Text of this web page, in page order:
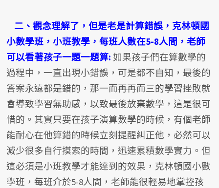
二、觀念理解了，但是老是計算錯誤，克林頓國
小數學班，小班教學，每班人數在5-8人間，老師
可以看著孩子一題一題算: 如果孩子們在算數學的
過程中，一直出現小錯誤，可是都不自知，最後的
答案永遠都是錯的，那一而再再而三的學習挫敗就
會導致學習無助感，以致最後放棄數學，這是很可
惜的。其實只要在孩子演算數學的時候，有個老師
能耐心在他算錯的時候立刻提醒糾正他，必然可以
減少很多自行摸索的時間，迅速累積數學實力。但
這必須是小班教學才能達到的效果，克林頓國小數
學班，每班介於5-8人間，老師能很輕易地掌控孩